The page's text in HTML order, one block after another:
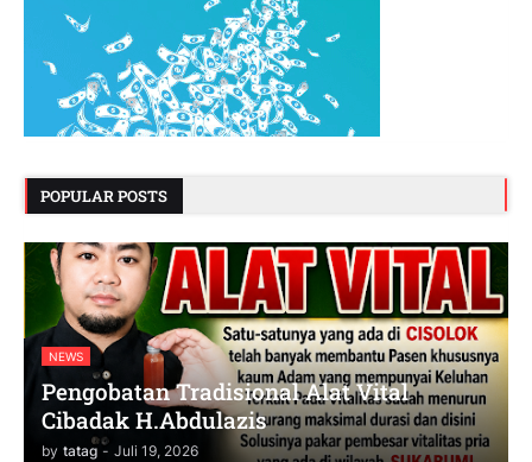
POPULAR POSTS
NEWS
Pengobatan Tradisional Alat Vital
Cibadak H.Abdulazis
by tatag - Juli 19, 2026